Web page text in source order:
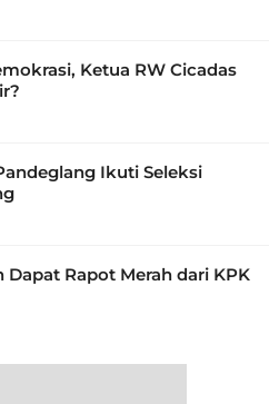
Ketua RW Cicadas
Ikuti Seleksi
Dapat Rapot Merah dari KPK